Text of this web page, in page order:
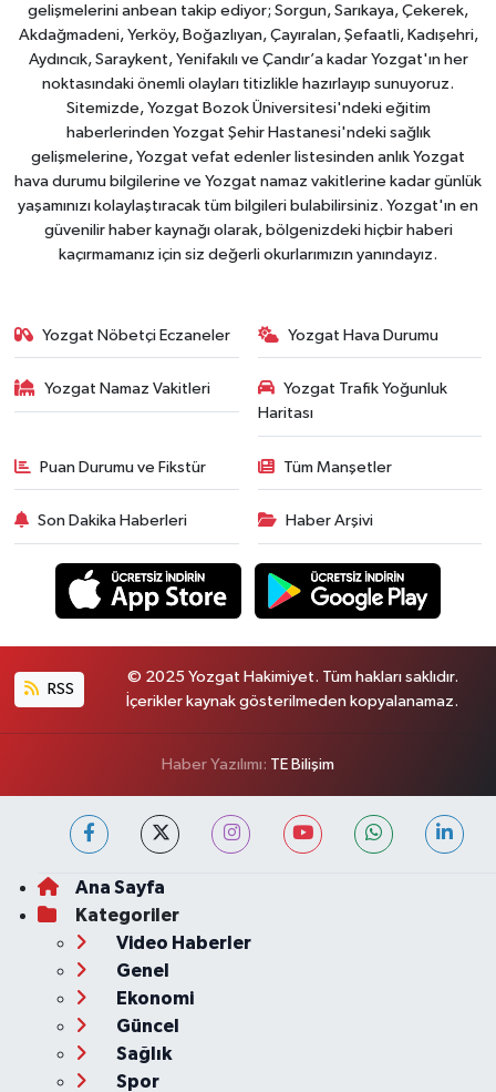
gelişmelerini anbean takip ediyor; Sorgun, Sarıkaya, Çekerek,
Akdağmadeni, Yerköy, Boğazlıyan, Çayıralan, Şefaatli, Kadışehri,
Aydıncık, Saraykent, Yenifakılı ve Çandır’a kadar Yozgat'ın her
noktasındaki önemli olayları titizlikle hazırlayıp sunuyoruz.
Sitemizde, Yozgat Bozok Üniversitesi'ndeki eğitim
haberlerinden Yozgat Şehir Hastanesi'ndeki sağlık
gelişmelerine, Yozgat vefat edenler listesinden anlık Yozgat
hava durumu bilgilerine ve Yozgat namaz vakitlerine kadar günlük
yaşamınızı kolaylaştıracak tüm bilgileri bulabilirsiniz. Yozgat'ın en
güvenilir haber kaynağı olarak, bölgenizdeki hiçbir haberi
kaçırmamanız için siz değerli okurlarımızın yanındayız.
Yozgat Nöbetçi Eczaneler Yozgat Hava Durumu
Yozgat Namaz Vakitleri
Yozgat Trafik Yoğunluk
Haritası
Puan Durumu ve Fikstür Tüm Manşetler
Son Dakika Haberleri Haber Arşivi
RSS
© 2025 Yozgat Hakimiyet. Tüm hakları saklıdır.
İçerikler kaynak gösterilmeden kopyalanamaz.
Haber Yazılımı: TE Bilişim
Ana Sayfa
Kategoriler
Video Haberler
Genel
Ekonomi
Güncel
Sağlık
Spor